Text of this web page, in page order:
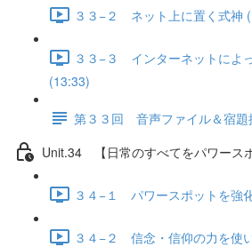
３３−２ ネット上に置く式神
３３−３ インターネットによ
(13:33)
第３３回 音声ファイル＆宿題
Unit.34 【日常のすべてをパワース
３４−１ パワースポットを強
３４−２ 信念・信仰の力を使